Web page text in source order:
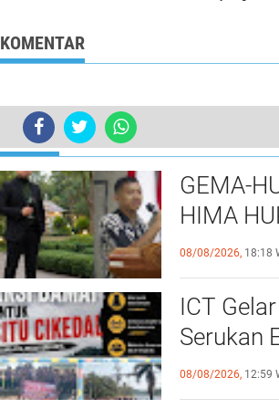
Riau
KOMENTAR
Cegah Pembobol Kartu Debit
TERKINI
GEMA-
HIMA
08/08/2026, 18:18
ICT
Serukan
Belum
08/08/2026, 12:59